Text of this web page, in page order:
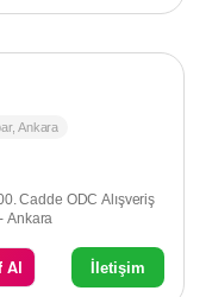
, Ankara
Cadde ODC Alışveriş
Ankara
Al İletişim